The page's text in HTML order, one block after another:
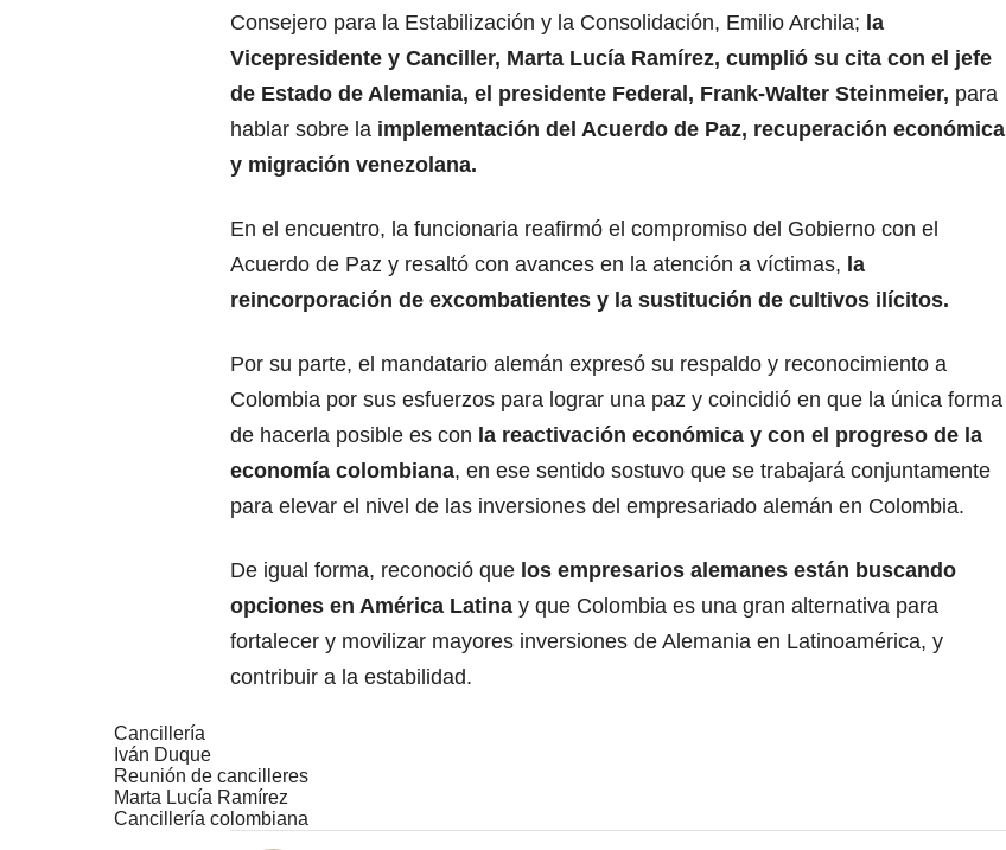
Consejero para la Estabilización y la Consolidación, Emilio Archila; la
Vicepresidente y Canciller, Marta Lucía Ramírez, cumplió su cita con el jefe
de Estado de Alemania, el presidente Federal, Frank-Walter Steinmeier, para
hablar sobre la implementación del Acuerdo de Paz, recuperación económica
y migración venezolana.
En el encuentro, la funcionaria reafirmó el compromiso del Gobierno con el
Acuerdo de Paz y resaltó con avances en la atención a víctimas, la
reincorporación de excombatientes y la sustitución de cultivos ilícitos.
Por su parte, el mandatario alemán expresó su respaldo y reconocimiento a
Colombia por sus esfuerzos para lograr una paz y coincidió en que la única forma
de hacerla posible es con la reactivación económica y con el progreso de la
economía colombiana, en ese sentido sostuvo que se trabajará conjuntamente
para elevar el nivel de las inversiones del empresariado alemán en Colombia.
De igual forma, reconoció que los empresarios alemanes están buscando
opciones en América Latina y que Colombia es una gran alternativa para
fortalecer y movilizar mayores inversiones de Alemania en Latinoamérica, y
contribuir a la estabilidad.
Cancillería
Iván Duque
Reunión de cancilleres
Marta Lucía Ramírez
Cancillería colombiana